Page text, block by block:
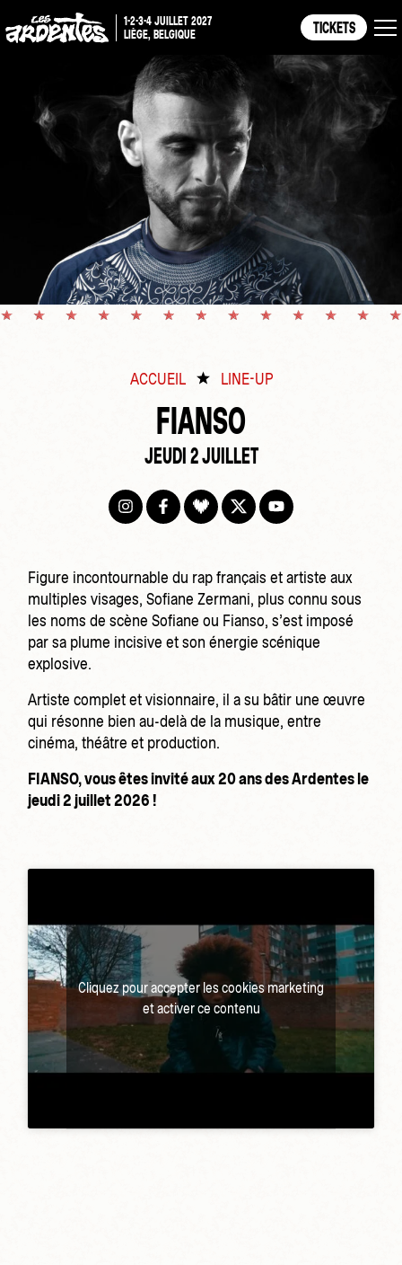
1-2-3-4 JUILLET 2027
LIÈGE, BELGIQUE
TICKETS
ACCUEIL LINE-UP
FIANSO
JEUDI 2 JUILLET
Figure incontournable du rap français et artiste aux
multiples visages, Sofiane Zermani, plus connu sous
les noms de scène Sofiane ou Fianso, s’est imposé
par sa plume incisive et son énergie scénique
explosive.
Artiste complet et visionnaire, il a su bâtir une œuvre
qui résonne bien au-delà de la musique, entre
cinéma, théâtre et production.
FIANSO, vous êtes invité aux 20 ans des Ardentes le
jeudi 2 juillet 2026 !
Cliquez pour accepter les cookies marketing
et activer ce contenu